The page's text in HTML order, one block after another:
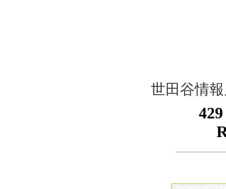
世田谷情